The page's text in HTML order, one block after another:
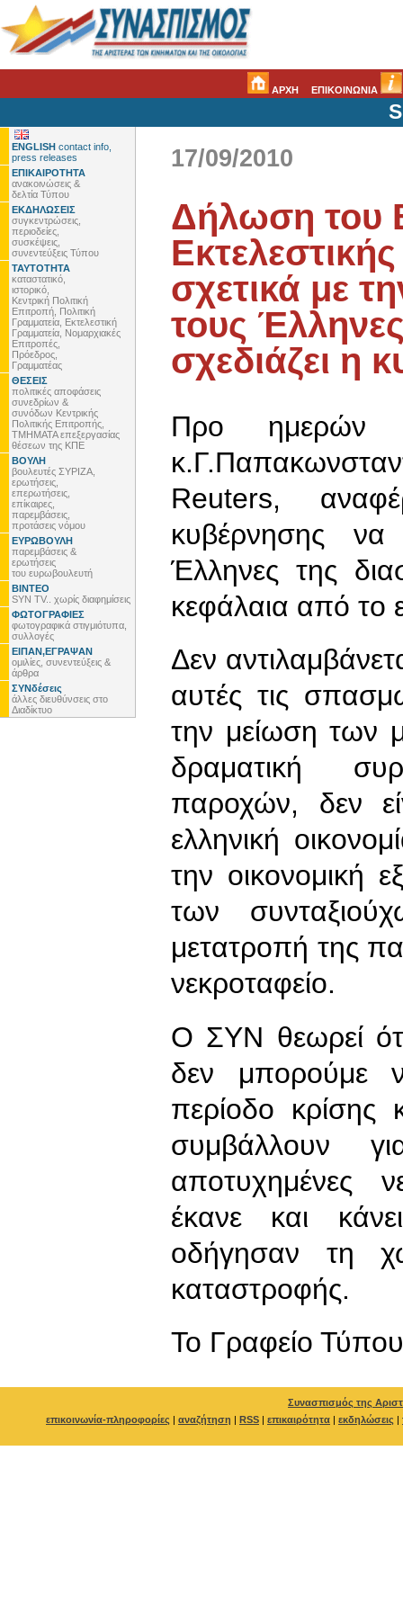
ΑΡΧΗ ΕΠΙΚΟΙΝΩΝΙΑ
ENGLISH contact info,
press releases
ΕΠΙΚΑΙΡΟΤΗΤΑ
ανακοινώσεις &
δελτία Τύπου
ΕΚΔΗΛΩΣΕΙΣ
συγκεντρώσεις,
περιοδείες,
συσκέψεις,
συνεντεύξεις Τύπου
ΤΑΥΤΟΤΗΤΑ
καταστατικό,
ιστορικό,
Κεντρική Πολιτική
Επιτροπή, Πολιτική
Γραμματεία, Εκτελεστική
Γραμματεία, Νομαρχιακές
Επιτροπές,
Πρόεδρος,
Γραμματέας
ΘΕΣΕΙΣ
πολιτικές αποφάσεις
συνεδρίων &
συνόδων Κεντρικής
Πολιτικής Επιτροπής,
ΤΜΗΜΑΤΑ επεξεργασίας
θέσεων της ΚΠΕ
ΒΟΥΛΗ
βουλευτές ΣΥΡΙΖΑ,
ερωτήσεις,
επερωτήσεις,
επίκαιρες,
παρεμβάσεις,
προτάσεις νόμου
ΕΥΡΩΒΟΥΛΗ
παρεμβάσεις &
ερωτήσεις
του ευρωβουλευτή
ΒΙΝΤΕΟ
SYN TV.. χωρίς διαφημίσεις
ΦΩΤΟΓΡΑΦΙΕΣ
φωτογραφικά στιγμιότυπα,
συλλογές
ΕΙΠΑΝ,ΕΓΡΑΨΑΝ
ομιλίες, συνεντεύξεις &
άρθρα
ΣΥΝδέσεις
άλλες διευθύνσεις στο
Διαδίκτυο
17/09/2010
Δήλωση του
σχετικά με
τους
σχεδιάζει η
Προ ημερών
Reuters,
κυβέρνησης
Έλληνες της
κεφάλαια από το
Δεν
αυτές τις
την μείωση των
δραματική
παροχών, δεν
ελληνική
την οικονομική
των
μετατροπή της
νεκροταφείο.
Ο ΣΥΝ θεωρεί
δεν μπορούμε
περίοδο
συμβάλλουν
αποτυχημένες
έκανε και
οδήγησαν τη
καταστροφής.
To Γραφείο Τύπου
Συνασπισμός της
επικοινωνία-πληροφορίες | αναζήτηση | RSS | επικαιρότητα | εκδηλώσεις |